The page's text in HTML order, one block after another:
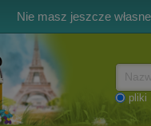
Nie masz jeszcze
pliki